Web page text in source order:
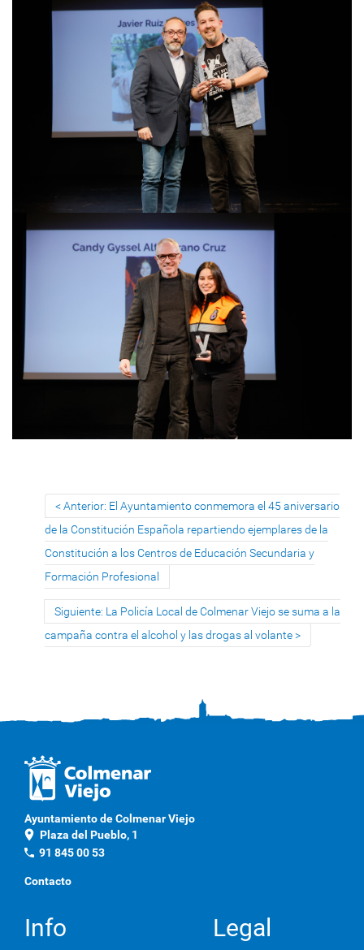
Anterior: El Ayuntamiento conmemora el 45 aniversario
de la Constitución Española repartiendo ejemplares de la
Constitución a los Centros de Educación Secundaria y
Formación Profesional
Siguiente: La Policía Local de Colmenar Viejo se suma a la
campaña contra el alcohol y las drogas al volante
Ayuntamiento de Colmenar Viejo
location_on Plaza del Pueblo, 1
phone 91 845 00 53
Contacto
Info Legal